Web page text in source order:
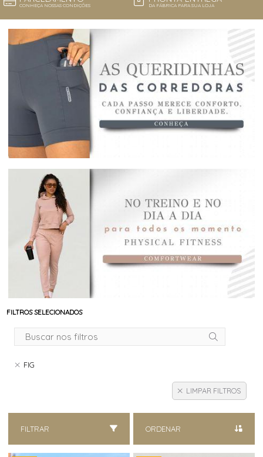
CONHEÇA NOSSAS CONDIÇÕES DA FÁBRICA PARA SUA LOJA
FILTROS SELECIONADOS
FIG
LIMPAR FILTROS
FILTRAR ORDENAR